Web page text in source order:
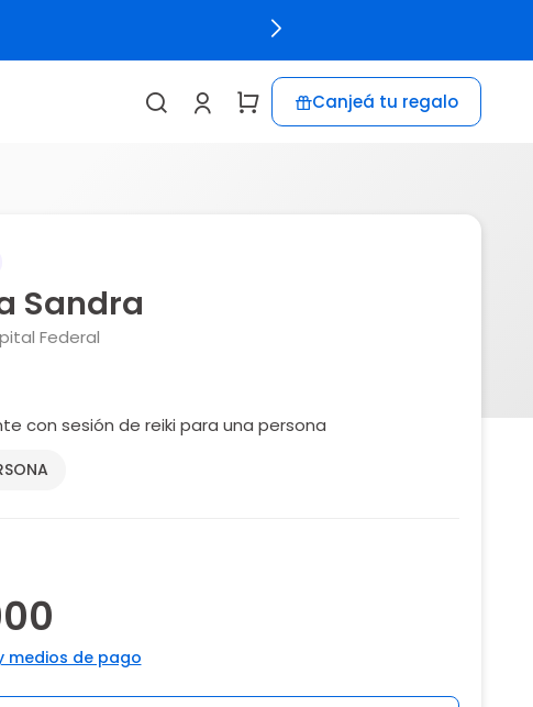
Canjeá tu regalo
Sandra
Federal
con sesión de reiki para una persona
medios de pago